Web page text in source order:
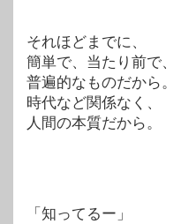
それほどまでに、
簡単で、当たり前で、
普遍的なものだから。
時代など関係なく、
人間の本質だから。
「知ってるー」